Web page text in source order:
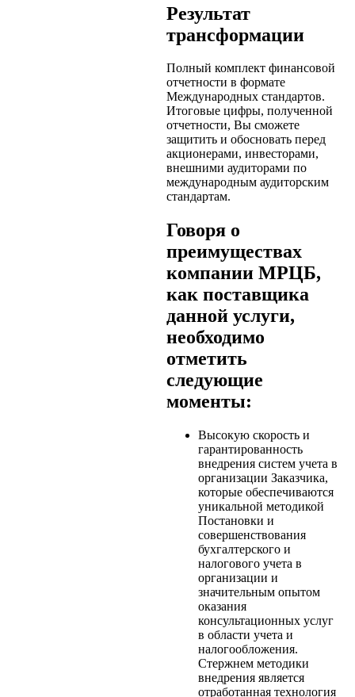
Результат
трансформации
Полный комплект финансовой
отчетности в формате
Международных стандартов.
Итоговые цифры, полученной
отчетности, Вы сможете
защитить и обосновать перед
акционерами, инвесторами,
внешними аудиторами по
международным аудиторским
стандартам.
Говоря о
преимуществах
компании МРЦБ,
как поставщика
данной услуги,
необходимо
отметить
следующие
моменты:
Высокую скорость и
гарантированность
внедрения систем учета в
организации Заказчика,
которые обеспечиваются
уникальной методикой
Постановки и
совершенствования
бухгалтерского и
налогового учета в
организации и
значительным опытом
оказания
консультационных услуг
в области учета и
налогообложения.
Стержнем методики
внедрения является
отработанная технология